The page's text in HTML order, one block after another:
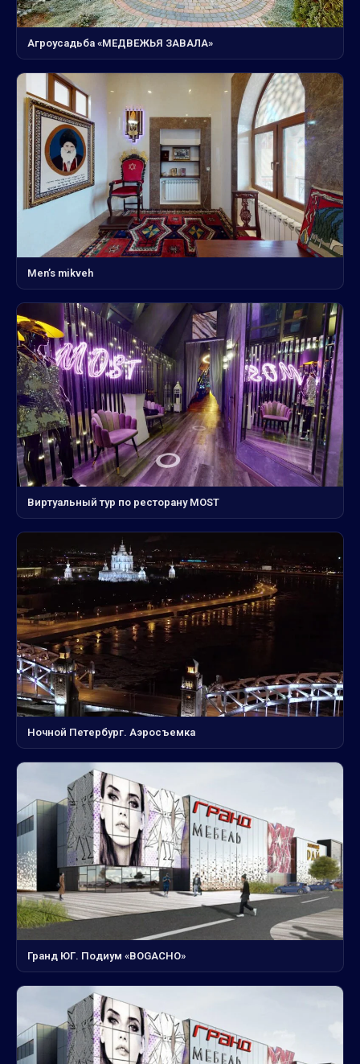
Агроусадьба «МЕДВЕЖЬЯ ЗАВАЛА»
Men’s mikveh
Виртуальный тур по ресторану MOST
Ночной Петербург. Аэросъемка
Гранд ЮГ. Подиум «BOGACHO»